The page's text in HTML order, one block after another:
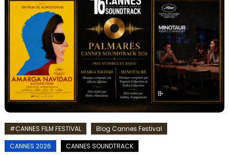
#CANNES FILM FESTIVAL
Blog Cannes Festival
CANNES 2026
CANNES SOUNDTRACK